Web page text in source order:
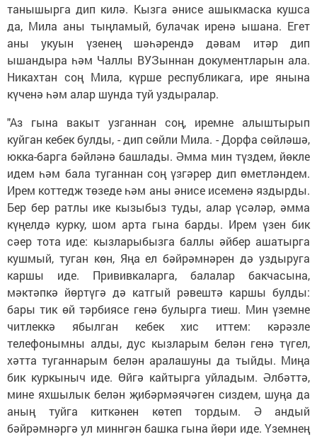
танышырга дип килә. Кызга әнисе ашыкмаска кушса
да, Мила аны тыңламый, булачак иренә ышана. Егет
аны укуын үзенең шәһәрендә дәвам итәр дип
ышандыра һәм Чаллы ВУЗыннан документларын ала.
Никахтан соң Мила, күрше республикага, ире янына
күченә һәм алар шунда туй уздыралар.
"Аз гына вакыт узганнан соң, иремне алыштырып
куйган кебек булды, - дип сөйли Мила. - Дорфа сөйләшә,
юкка-барга бәйләнә башлады. Әмма мин түздем, йөкле
идем һәм бала туганнан соң үзгәрер дип өметләндем.
Ирем коттедж төзеде һәм аны әнисе исеменә яздырды.
Бер бер ратлы ике кызыбыз туды, алар үсәләр, әмма
күңелдә курку, шом арта гына барды. Ирем үзен бик
сәер тота иде: кызларыбызга баллы әйбер ашатырга
кушмый, туган көн, Яңа ел бәйрәмнәрен дә уздыруга
каршы иде. Прививкаларга, балалар бакчасына,
мәктәпкә йөртүгә дә катгый рәвештә каршы булды:
бары тик өй тәрбиясе генә булырга тиеш. Мин үземне
читлеккә ябылган кебек хис иттем: кәрәзле
телефонымны алды, дус кызларым белән генә түгел,
хәтта туганнарым белән аралашуны да тыйды. Миңа
бик куркыныч иде. Өйгә кайтырга уйладым. Әлбәттә,
мине яхшылык белән җибәрмәячәген сиздем, шуңа да
аның туйга киткәнен көтеп тордым. Ә андый
бәйрәмнәргә ул миннгән башка гына йөри иде. Үземнең